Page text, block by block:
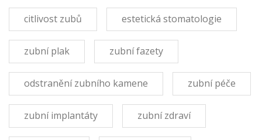
citlivost zubů estetická stomatologie
zubní plak zubní fazety
odstranění zubního kamene zubní péče
zubní implantáty zubní zdraví